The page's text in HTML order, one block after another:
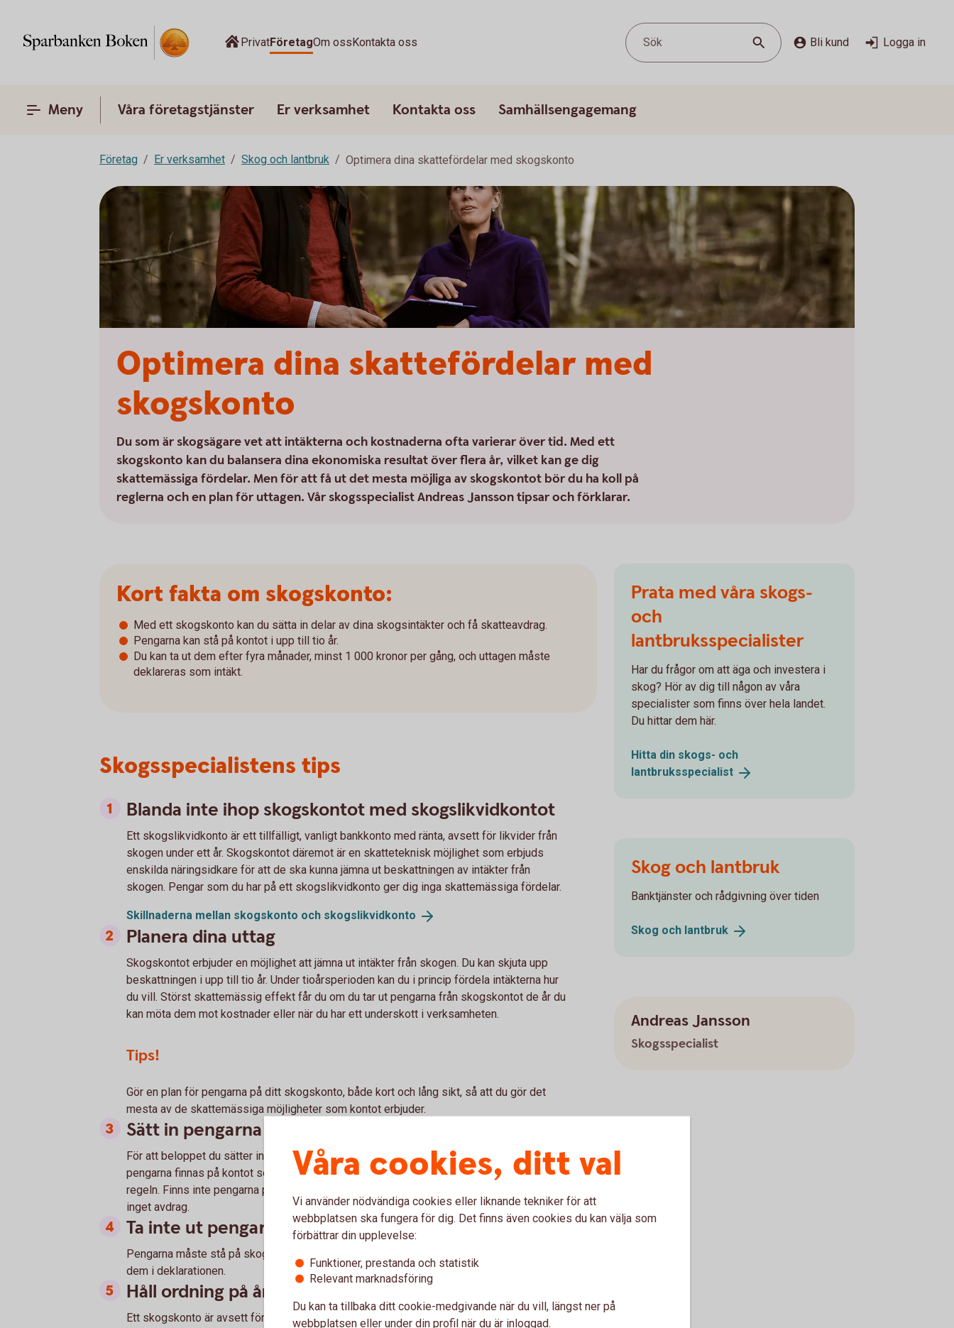
PrivatFöretagOm ossKontakta oss Sök Bli kund Logga in
Meny Våra företagstjänster Er verksamhet Kontakta oss Samhällsengagemang
Företag Er verksamhet Skog och lantbruk Optimera dina skattefördelar med skogskonto
Optimera dina skattefördelar med
skogskonto
Du som är skogsägare vet att intäkterna och kostnaderna ofta varierar över tid. Med ett
skogskonto kan du balansera dina ekonomiska resultat över flera år, vilket kan ge dig
skattemässiga fördelar. Men för att få ut det mesta möjliga av skogskontot bör du ha koll på
reglerna och en plan för uttagen. Vår skogsspecialist Andreas Jansson tipsar och förklarar.
Kort fakta om skogskonto:
Med ett skogskonto kan du sätta in delar av dina skogsintäkter och få skatteavdrag.
Pengarna kan stå på kontot i upp till tio år.
Du kan ta ut dem efter fyra månader, minst 1 000 kronor per gång, och uttagen måste
deklareras som intäkt.
Skogsspecialistens tips
Blanda inte ihop skogskontot med skogslikvidkontot
Ett skogslikvidkonto är ett tillfälligt, vanligt bankkonto med ränta, avsett för likvider från
skogen under ett år. Skogskontot däremot är en skatteteknisk möjlighet som erbjuds
enskilda näringsidkare för att de ska kunna jämna ut beskattningen av intäkter från
skogen. Pengar som du har på ett skogslikvidkonto ger dig inga skattemässiga fördelar.
Skillnaderna mellan skogskonto och skogslikvidkonto
Planera dina uttag
Skogskontot erbjuder en möjlighet att jämna ut intäkter från skogen. Du kan skjuta upp
beskattningen i upp till tio år. Under tioårsperioden kan du i princip fördela intäkterna hur
du vill. Störst skattemässig effekt får du om du tar ut pengarna från skogskontot de år du
kan möta dem mot kostnader eller när du har ett underskott i verksamheten.
Tips!
Gör en plan för pengarna på ditt skogskonto, både kort och lång sikt, så att du gör det
mesta av de skattemässiga möjligheter som kontot erbjuder.
Sätt in pengarna i tid
För att beloppet du sätter in på skogskontot ska vara avdragsgillt i deklarationen, måste
pengarna finnas på kontot senast på deklarationsdagen. Det finns inga undantag för den
regeln. Finns inte pengarna på skogskontot på deklarationsdagen medger Skatteverket
inget avdrag.
Ta inte ut pengarna för tidigt
Pengarna måste stå på skogskontot i minst fyra månader för att du ska få avdrag för
dem i deklarationen.
Håll ordning på åren
Ett skogskonto är avsett för intäkter under ett år. Har du intäkter från skogen under flera
Prata med våra skogs-
och
lantbruksspecialister
Har du frågor om att äga och investera i
skog? Hör av dig till någon av våra
specialister som finns över hela landet.
Du hittar dem här.
Hitta din skogs- och
lantbruksspecialist
Skog och lantbruk
Banktjänster och rådgivning över tiden
Skog och lantbruk
Andreas Jansson
Skogsspecialist
Våra cookies, ditt val
Vi använder nödvändiga cookies eller liknande tekniker för att
webbplatsen ska fungera för dig. Det finns även cookies du kan välja som
förbättrar din upplevelse:
Funktioner, prestanda och statistik
Relevant marknadsföring
Du kan ta tillbaka ditt cookie-medgivande när du vill, längst ner på
webbplatsen eller under din profil när du är inloggad.